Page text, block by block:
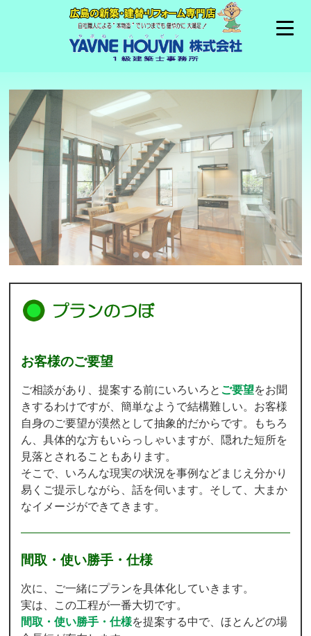
お客様のご要望
ご相談があり、提案する前にいろいろと ご要望をお聞
きするわけですが、簡単なようで結構難しい。お客様
自身のご要望が漠然として抽象的だからです。もちろ
ん、具体的な方もいらっしゃいますが、隠れた短所を
見落とされることもあります。
そこで、いろんな現実の状況を事例などまじえ分かり
易くご提示しながら、話を伺います。そして、大まか
なイメージができてきます。
間取・使い勝手・仕様
次に、ご一緒にプランを具体化していきます。
実は、この工程が一番大切です。
間取・使い勝手・仕様を提案する中で、ほとんどの場